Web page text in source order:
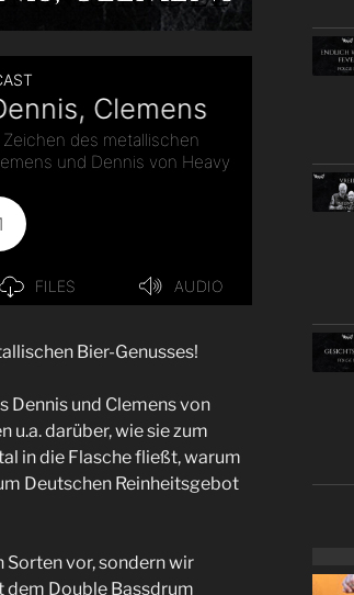
Bier-Genusses!
Dennis und Clemens von
u.a. darüber, wie sie zum
in die Flasche fließt, warum
Deutschen Reinheitsgebot
Sorten vor, sondern wir
dem Double Bassdrum